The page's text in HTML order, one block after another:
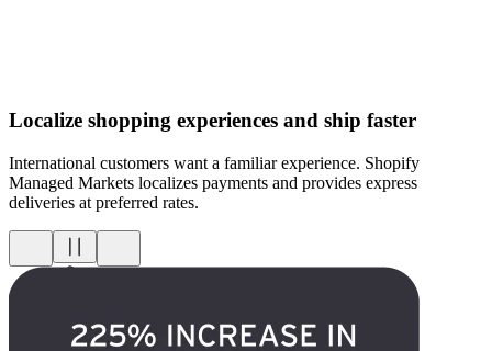
Localize shopping experiences and ship faster
International customers want a familiar experience. Shopify
Managed Markets localizes payments and provides express
deliveries at preferred rates.